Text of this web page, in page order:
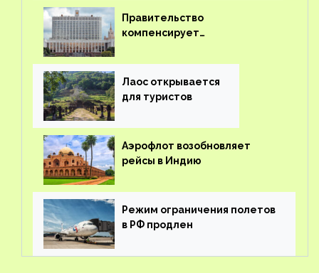
Правительство
компенсирует
вывоз россиян из-за рубежа
Лаос открывается
для туристов
Аэрофлот возобновляет
рейсы в Индию
Режим ограничения полетов
в РФ продлен